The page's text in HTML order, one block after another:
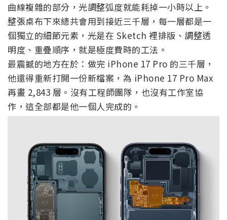
曲線複雜的部分，光調整弧度就能耗掉一小時以上。
整張桌布下來總共會用到接近三千層，每一層都是一
個獨立的細節元素，光是在 Sketch 裡排版、調整透
明度、重疊順序，就是極度費時的工法。
最震撼的地方在於：做完 iPhone 17 Pro 的三千層，
他還得重新打開一份新檔案，為 iPhone 17 Pro Max
再畫 2,843 層。沒有工程師團隊，也沒有工作室協
作，這全部都是他一個人完成的。